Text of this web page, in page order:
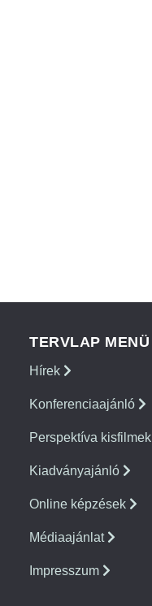
TERVLAP MENÜ
Hírek
Konferenciaajánló
Perspektíva kisfilmek
Kiadványajánló
Online képzések
Médiaajánlat
Impresszum